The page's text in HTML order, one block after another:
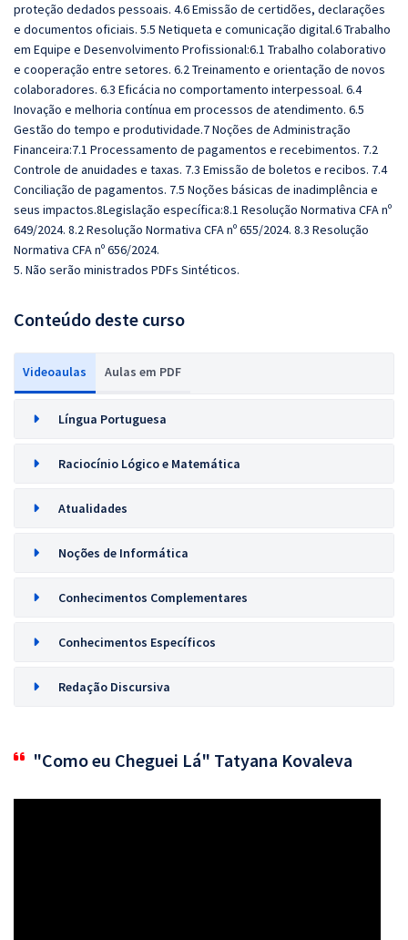
proteção dedados pessoais. 4.6 Emissão de certidões, declarações
e documentos oficiais. 5.5 Netiqueta e comunicação digital.6 Trabalho
em Equipe e Desenvolvimento Profissional:6.1 Trabalho colaborativo
e cooperação entre setores. 6.2 Treinamento e orientação de novos
colaboradores. 6.3 Eficácia no comportamento interpessoal. 6.4
Inovação e melhoria contínua em processos de atendimento. 6.5
Gestão do tempo e produtividade.7 Noções de Administração
Financeira:7.1 Processamento de pagamentos e recebimentos. 7.2
Controle de anuidades e taxas. 7.3 Emissão de boletos e recibos. 7.4
Conciliação de pagamentos. 7.5 Noções básicas de inadimplência e
seus impactos.8Legislação específica:8.1 Resolução Normativa CFA nº
649/2024. 8.2 Resolução Normativa CFA nº 655/2024. 8.3 Resolução
Normativa CFA nº 656/2024.
5. Não serão ministrados PDFs Sintéticos.
Conteúdo deste curso
Videoaulas Aulas em PDF
Língua Portuguesa
Raciocínio Lógico e Matemática
Atualidades
Noções de Informática
Conhecimentos Complementares
Conhecimentos Específicos
Redação Discursiva
"Como eu Cheguei Lá" Tatyana Kovaleva